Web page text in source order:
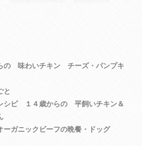
の 味わいチキン チーズ・パンプキ
と
シピ １４歳からの 平飼いチキン＆
ガニックビーフの晩餐・ドッグ